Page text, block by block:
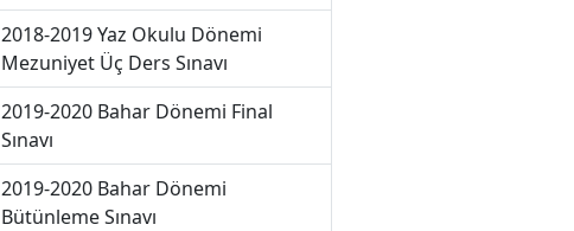
2018-2019 Yaz Okulu Dönemi
Mezuniyet Üç Ders Sınavı
2019-2020 Bahar Dönemi Final
Sınavı
2019-2020 Bahar Dönemi
Bütünleme Sınavı